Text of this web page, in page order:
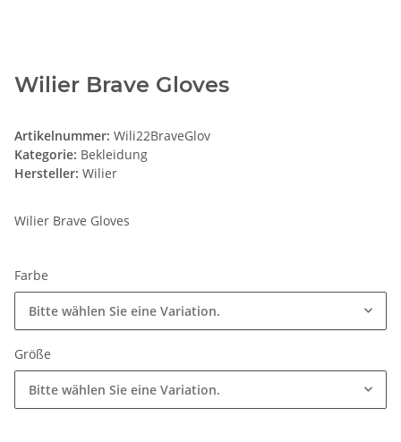
Wilier Brave Gloves
Artikelnummer: Wili22BraveGlov
Kategorie: Bekleidung
Hersteller: Wilier
Wilier Brave Gloves
Farbe
Bitte wählen Sie eine Variation.
Größe
Bitte wählen Sie eine Variation.